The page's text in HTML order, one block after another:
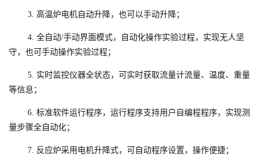
3. 高温炉电机自动升降，也可以手动升降；
4. 全自动/手动界面模式，自动化操作实验过程，实现无人坚
守，也可手动操作实验过程；
5. 实时监控仪器全状态，可实时获取流量计流量、温度、重量
等信息；
6. 标准软件运行程序，运行程序支持用户自编程程序，实现测
量步骤全自动化；
7. 反应炉采用电机升降式，可自动程序设置，操作便捷；